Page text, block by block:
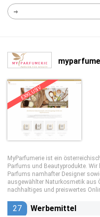
EXKLUSIV
MyParfumerie ist ein
Parfums und Beautyprodukte.
Parfums namhafter Designer
ausgewählter Naturkosmetik aus
nachhaltiges und preiswertes
27 Werbemittel